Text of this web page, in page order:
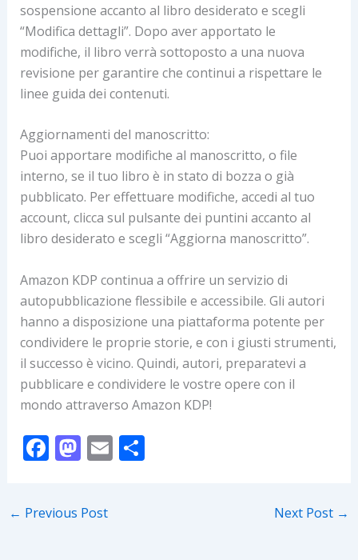
sospensione accanto al libro desiderato e scegli
“Modifica dettagli”. Dopo aver apportato le
modifiche, il libro verrà sottoposto a una nuova
revisione per garantire che continui a rispettare le
linee guida dei contenuti.
Aggiornamenti del manoscritto:
Puoi apportare modifiche al manoscritto, o file
interno, se il tuo libro è in stato di bozza o già
pubblicato. Per effettuare modifiche, accedi al tuo
account, clicca sul pulsante dei puntini accanto al
libro desiderato e scegli “Aggiorna manoscritto”.
Amazon KDP continua a offrire un servizio di
autopubblicazione flessibile e accessibile. Gli autori
hanno a disposizione una piattaforma potente per
condividere le proprie storie, e con i giusti strumenti,
il successo è vicino. Quindi, autori, preparatevi a
pubblicare e condividere le vostre opere con il
mondo attraverso Amazon KDP!
F
e
b
M
to
d
E S
← Previous Post Next Post →